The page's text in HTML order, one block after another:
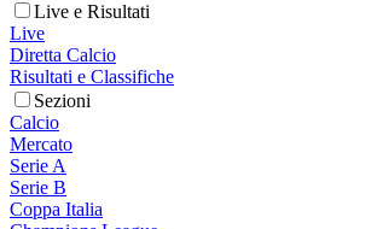
Live e Risultati
Live
Diretta Calcio
Risultati e Classifiche
Sezioni
Calcio
Mercato
Serie A
Serie B
Coppa Italia